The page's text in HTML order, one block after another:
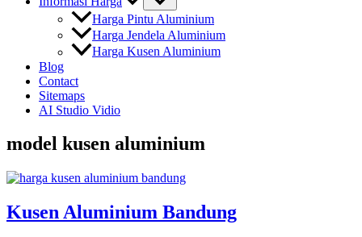
Harga Pintu Aluminium
Harga Jendela Aluminium
Harga Kusen Aluminium
Blog
Contact
Sitemaps
AI Studio Vidio
model kusen aluminium
Kusen Aluminium Bandung